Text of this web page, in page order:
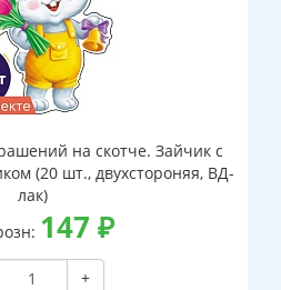
на скотче. Зайчик с
(20 шт., двухстороняя, ВД-
лак)
147 ₽
+